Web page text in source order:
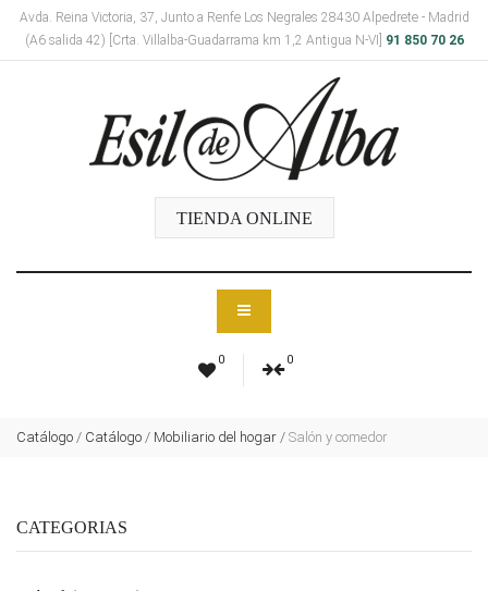
Avda. Reina Victoria, 37, Junto a Renfe Los Negrales 28430 Alpedrete - Madrid
(A6 salida 42) [Crta. Villalba-Guadarrama km 1,2 Antigua N-VI]
91 850 70 26
TIENDA ONLINE
0 0
Catálogo / Catálogo / Mobiliario del hogar / Salón y comedor
CATEGORIAS